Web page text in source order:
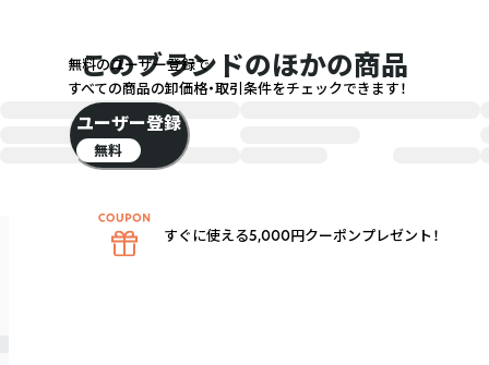
このブランドのほかの商品
無料のユーザー登録で
すべての商品の卸価格・取引条件をチェックできます！
ユーザー登録
無料
すぐに使える5,000円クーポンプレゼント！